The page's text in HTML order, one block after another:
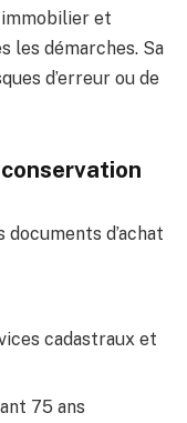
immobilier et
les démarches. Sa
d’erreur ou de
d’achat
cadastraux et
75 ans